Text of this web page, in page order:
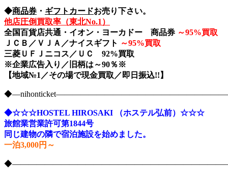
◆商品券 ・ ギフトカードお売り下さい。
他店圧倒買取率（東北No.1）
全国百貨店共通・イオン・ヨーカドー 商品券 ～95%買取
ＪＣＢ／ＶＪＡ／ナイスギフト ～95%買取
三菱ＵＦＪニコス／ＵＣ 92%買取
※企業広告入り／旧柄は～90％※
【地域№1／その場で現金買取／即日振込!!】
◆☆☆☆HOSTEL HIROSAKI （ホステル弘前）☆☆☆
旅館業営業許可第1844号
同じ建物の隣で宿泊施設を始めました。
一泊3,000円～